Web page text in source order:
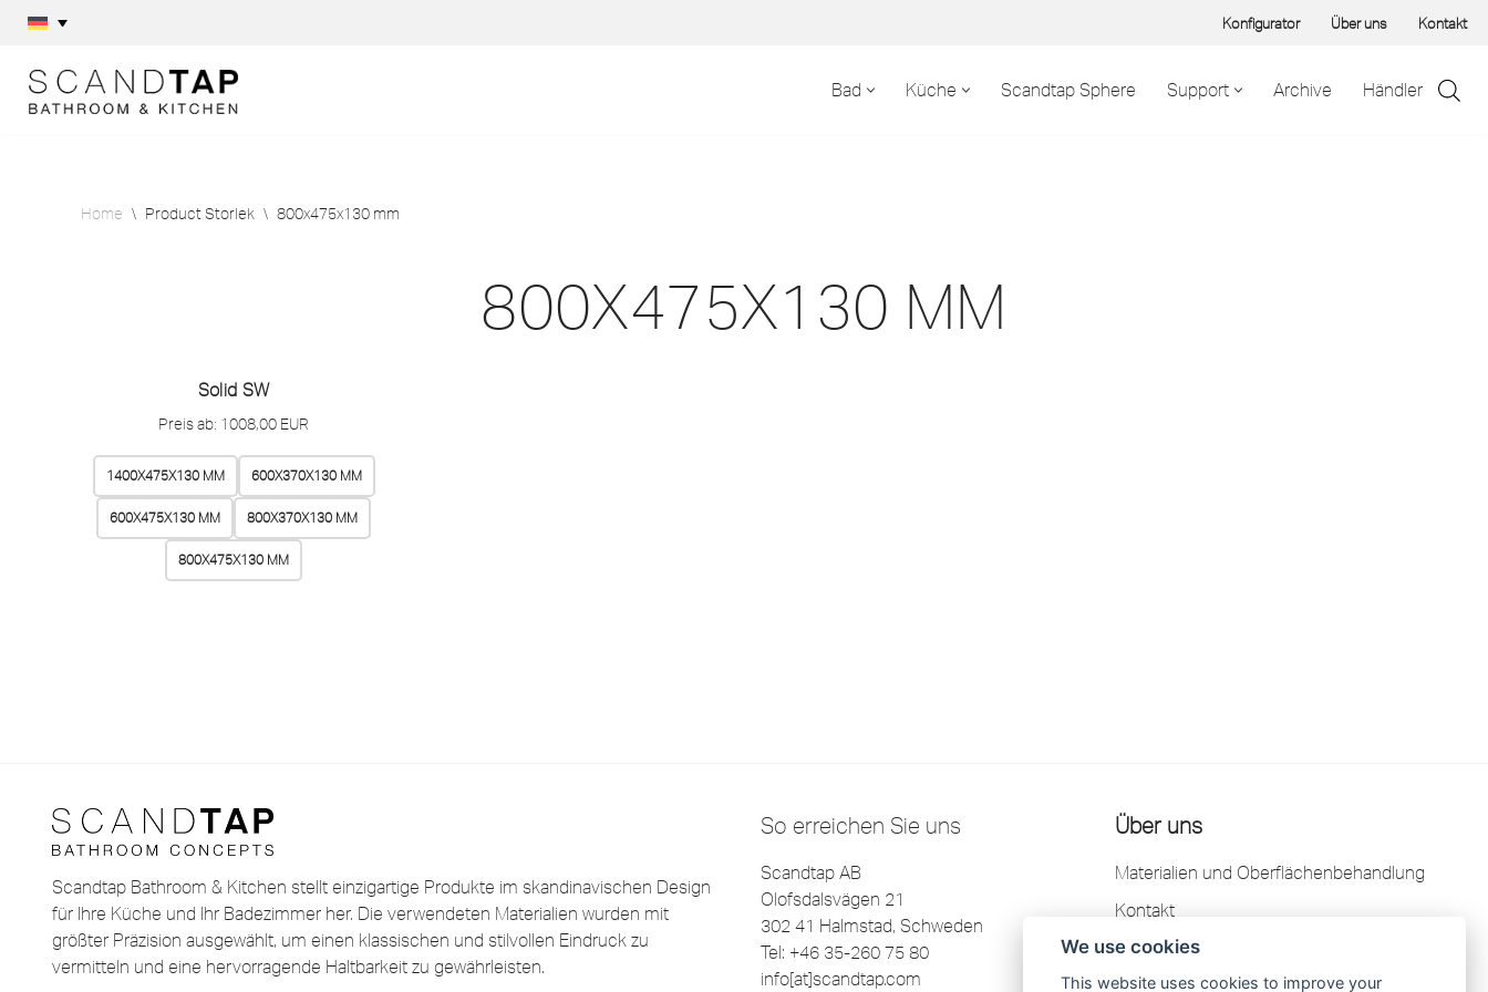
to
content
Konfigurator Über uns Kontakt
Bad Küche Scandtap Sphere Support Archive Händler
Home \ Product Storlek \ 800x475x130 mm
800X475X130 MM
Solid SW
Preis ab: 1008,00 EUR
1400X475X130 MM 600X370X130 MM
600X475X130 MM 800X370X130 MM
800X475X130 MM
Scandtap Bathroom & Kitchen stellt einzigartige Produkte im skandinavischen Design
für Ihre Küche und Ihr Badezimmer her. Die verwendeten Materialien wurden mit
größter Präzision ausgewählt, um einen klassischen und stilvollen Eindruck zu
vermitteln und eine hervorragende Haltbarkeit zu gewährleisten.
So erreichen Sie uns
Scandtap AB
Olofsdalsvägen 21
302 41 Halmstad, Schweden
Tel: +46 35-260 75 80
info[at]scandtap.com
Über uns
Materialien und Oberflächenbehandlung
Kontakt
Garantie
Datenschutzerklärung
We use cookies
This website uses cookies to improve your